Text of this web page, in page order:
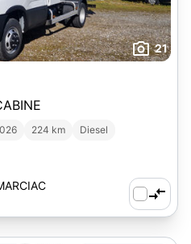
21
224 km
Diesel